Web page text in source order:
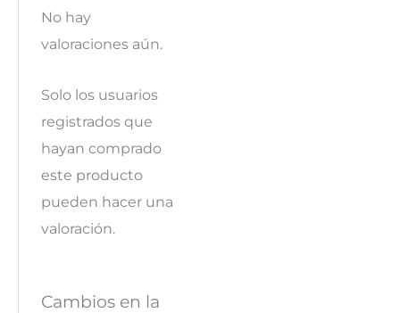
No hay
valoraciones aún.
Solo los usuarios
registrados que
hayan comprado
este producto
pueden hacer una
valoración.
Cambios en la